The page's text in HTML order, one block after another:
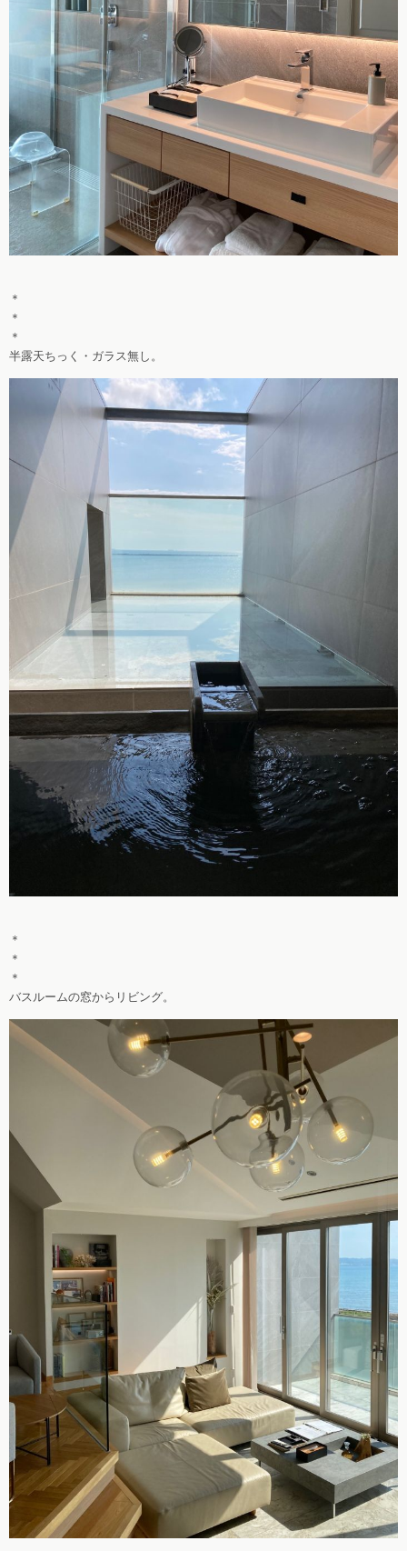
＊
＊
＊
半露天ちっく・ガラス無し。
＊
＊
＊
バスルームの窓からリビング。